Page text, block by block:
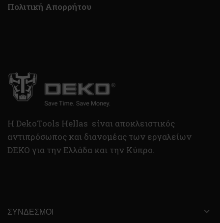
Πολιτική Απορρήτου
H DekoTools Hellas είναι αποκλειστικός
αντιπρόσωπος και διανομέας των εργαλείων
DEKO για την Ελλάδα και την Κύπρο.
ΣΎΝΔΕΣΜΟΙ